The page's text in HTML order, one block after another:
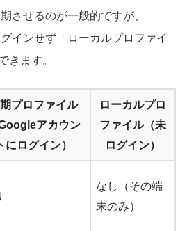
させるのが一般的ですが、
インせず「ローカルプロファイ
きます。
プロファイル
Googleアカウン
トにログイン）
ローカルプロ
ファイル（未
ログイン）
なし（その端
末のみ）